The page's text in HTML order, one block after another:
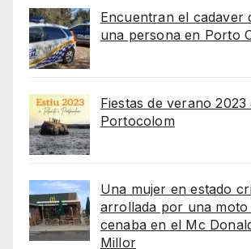
Encuentran el cadaver
una persona en Porto
Fiestas de verano
Portocolom
Una mujer en estado
arrollada por una moto
cenaba en el Mc
Millor